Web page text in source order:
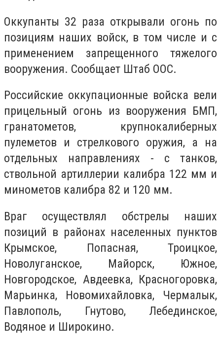
Оккупанты 32 раза открывали огонь по
позициям наших войск, в том числе и с
применением запрещенного тяжелого
вооружения. Сообщает Штаб ООС.
Российские оккупационные войска вели
прицельный огонь из вооружения БМП,
гранатометов, крупнокалиберных
пулеметов и стрелкового оружия, а на
отдельных направлениях - с танков,
ствольной артиллерии калибра 122 мм и
минометов калибра 82 и 120 мм.
Враг осуществлял обстрелы наших
позиций в районах населенных пунктов
Крымское, Попасная, Троицкое,
Новолуганское, Майорск, Южное,
Новгородское, Авдеевка, Красногоровка,
Марьинка, Новомихайловка, Чермалык,
Павлополь, Гнутово, Лебединское,
Водяное и Широкино.